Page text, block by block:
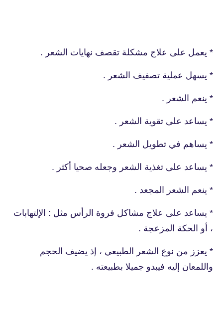
* يعمل على علاج مشكلة تقصف نهايات الشعر .
* يسهل عملية تصفيف الشعر .
* ينعم الشعر .
* يساعد على تقوية الشعر .
* يساهم في تطويل الشعر .
* يساعد على تغذية الشعر وجعله صحيا أكثر .
* ينعم الشعر المجعد .
* يساعد على علاج مشاكل فروة الرأس مثل : الإلتهابات
، أو الحكة المزعجة .
* يعزز من نوع الشعر الطبيعي ، إذ يضيف الحجم
واللمعان إليه فيبدو جميلا بطبيعته .